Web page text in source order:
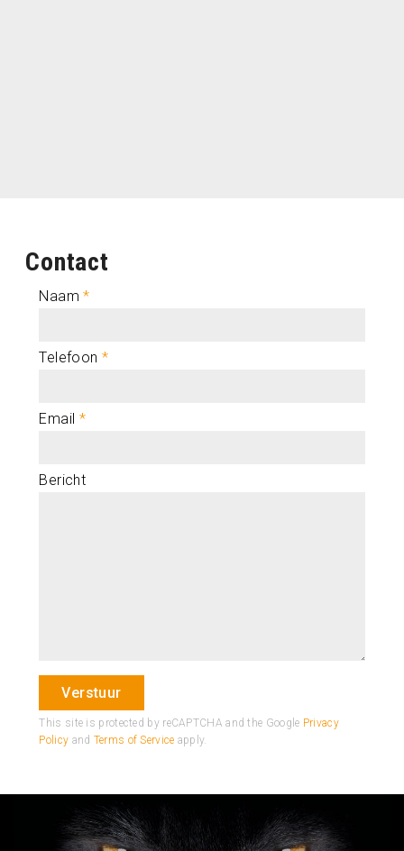
Contact
Naam*
Telefoon*
Email *
Bericht
This site is protected by reCAPTCHA and the Google Privacy
Policy and Terms of Service apply.